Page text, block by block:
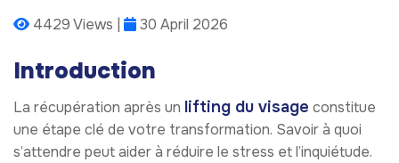
4429 Views | 30 April 2026
Introduction
La récupération après un lifting du visage constitue
une étape clé de votre transformation. Savoir à quoi
s’attendre peut aider à réduire le stress et l’inquiétude.